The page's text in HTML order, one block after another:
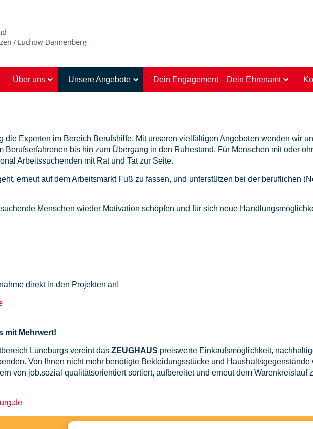
Über uns Unsere Angebote Dein Engagement – Dein Ehrenamt
die Experten im Bereich Berufshilfe. Mit unseren vielfältigen Angeboten wenden wir
Berufserfahrenen bis hin zum Übergang in den Ruhestand. Für Menschen mit oder
Arbeitssuchenden mit Rat und Tat zur Seite.
erneut auf dem Arbeitsmarkt Fuß zu fassen, und unterstützen bei der beruflichen
Menschen wieder Motivation schöpfen und für sich neue
direkt in den Projekten an!
mit Mehrwert!
Lüneburgs vereint das ZEUGHAUS preiswerte Einkaufsmöglichkeit,
Von Ihnen nicht mehr benötigte Bekleidungsstücke und
von job.sozial qualitätsorientiert sortiert, aufbereitet und erneut dem Warenkreislauf